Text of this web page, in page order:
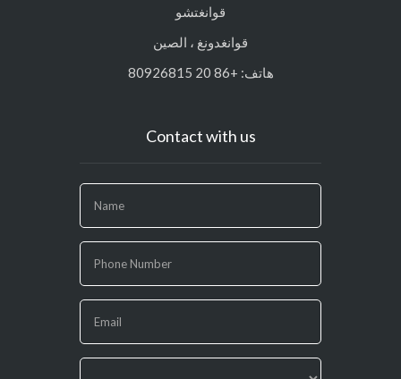
قوانغدونغ ، الصين
Contact with us
you
are
human,
this